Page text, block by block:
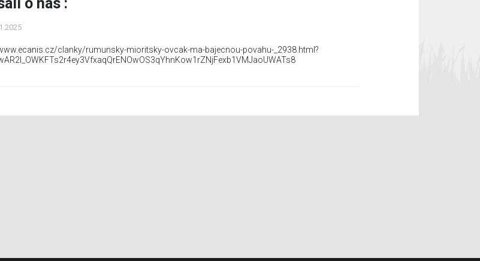
clanky/rumunsky-mioritsky-ovcak-ma-bajecnou-povahu-_2938.html?